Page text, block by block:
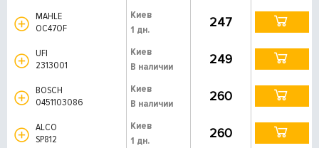
MAHLE
OC47OF
Киев
1 дн.
247
UFI
2313001
Киев
В наличии
249
BOSCH
0451103086
Киев
В наличии
260
ALCO
SP812
Киев
1 дн.
260